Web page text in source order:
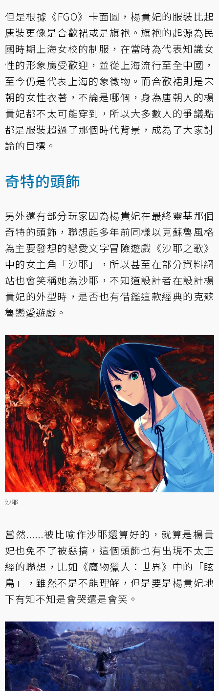
但是根據《FGO》卡面圖，楊貴妃的服裝比起
唐裝更像是合歡裙或是旗袍。旗袍的起源為民
國時期上海女校的制服，在當時為代表知識女
性的形象廣受歡迎，並從上海流行至全中國，
至今仍是代表上海的象徵物。而合歡裙則是宋
朝的女性衣著，不論是哪個，身為唐朝人的楊
貴妃都不太可能穿到，所以大多數人的爭議點
都是服裝超過了那個時代背景，成為了大家討
論的目標。
奇特的頭飾
另外還有部分玩家因為楊貴妃在最終靈基那個
奇特的頭飾，聯想起多年前同樣以克蘇魯風格
為主要發想的戀愛文字冒險遊戲《沙耶之歌》
中的女主角「沙耶」，所以甚至在部分資料網
站也會笑稱她為沙耶，不知道設計者在設計楊
貴妃的外型時，是否也有借鑑這款經典的克蘇
魯戀愛遊戲。
沙耶
當然......被比喻作沙耶還算好的，就算是楊貴
妃也免不了被惡搞，這個頭飾也有出現不太正
經的聯想，比如《魔物獵人：世界》中的「眩
鳥」，雖然不是不能理解，但是要是楊貴妃地
下有知不知是會哭還是會笑。